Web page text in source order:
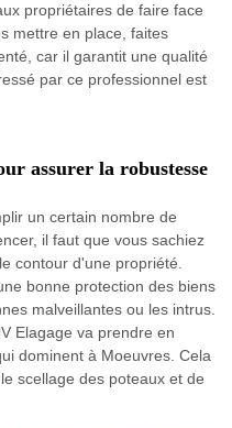
propriétaires de faire face
mettre en place, faites
car il garantit une qualité
par ce professionnel est
assurer la robustesse
un certain nombre de
il faut que vous sachiez
contour d'une propriété.
bonne protection des biens
malveillantes ou les intrus.
Elagage va prendre en
dominent à Moeuvres. Cela
scellage des poteaux et de